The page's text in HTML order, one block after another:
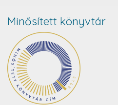
Minősített könyvtár